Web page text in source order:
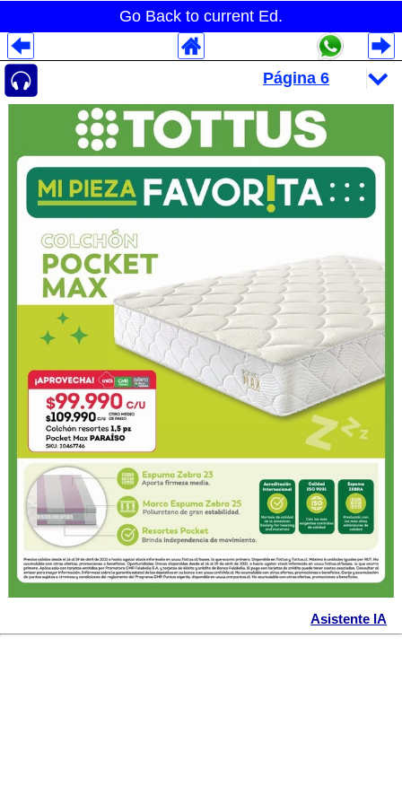
Go Back to current Ed.
Asistente IA
Despliegues Analytics
Despliegues Totales
Despliegues por Rubros